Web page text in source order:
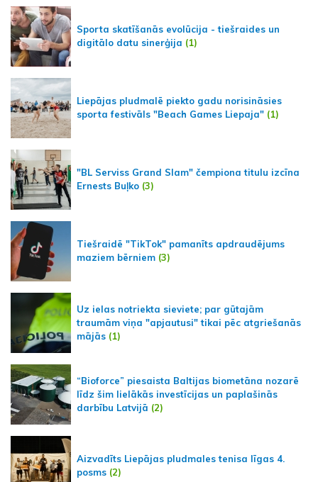
Sporta skatīšanās evolūcija - tiešraides un
digitālo datu sinerģija (1)
Liepājas pludmalē piekto gadu norisināsies
sporta festivāls "Beach Games Liepaja" (1)
"BL Serviss Grand Slam" čempiona titulu izcīna
Ernests Buļko (3)
Tiešraidē "TikTok" pamanīts apdraudējums
maziem bērniem (3)
Uz ielas notriekta sieviete; par gūtajām
traumām viņa "apjautusi" tikai pēc atgriešanās
mājās (1)
“Bioforce” piesaista Baltijas biometāna nozarē
līdz šim lielākās investīcijas un paplašinās
darbību Latvijā (2)
Aizvadīts Liepājas pludmales tenisa līgas 4.
posms (2)